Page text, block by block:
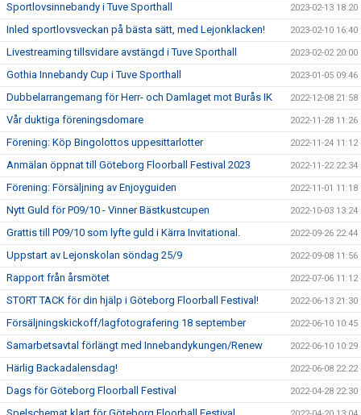
Sportlovsinnebandy i Tuve Sporthall 2023-02-13 18:20
Inled sportlovsveckan på bästa sätt, med Lejonklacken! 2023-02-10 16:40
Livestreaming tillsvidare avstängd i Tuve Sporthall 2023-02-02 20:00
Gothia Innebandy Cup i Tuve Sporthall 2023-01-05 09:46
Dubbelarrangemang för Herr- och Damlaget mot Burås IK 2022-12-08 21:58
Vår duktiga föreningsdomare 2022-11-28 11:26
Förening: Köp Bingolottos uppesittarlotter 2022-11-24 11:12
Anmälan öppnat till Göteborg Floorball Festival 2023 2022-11-22 22:34
Förening: Försäljning av Enjoyguiden 2022-11-01 11:18
Nytt Guld för P09/10 - Vinner Bästkustcupen 2022-10-03 13:24
Grattis till P09/10 som lyfte guld i Kärra Invitational. 2022-09-26 22:44
Uppstart av Lejonskolan söndag 25/9 2022-09-08 11:56
Rapport från årsmötet 2022-07-06 11:12
STORT TACK för din hjälp i Göteborg Floorball Festival! 2022-06-13 21:30
Försäljningskickoff/lagfotografering 18 september 2022-06-10 10:45
Samarbetsavtal förlängt med Innebandykungen/Renew 2022-06-10 10:29
Härlig Backadalensdag! 2022-06-08 22:22
Dags för Göteborg Floorball Festival 2022-04-28 22:30